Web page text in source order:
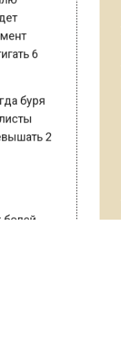
6
буря
2